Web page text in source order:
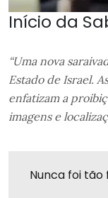
Início da
“Uma nova
Estado de Israel.
enfatizam a
imagens e
Nunca foi